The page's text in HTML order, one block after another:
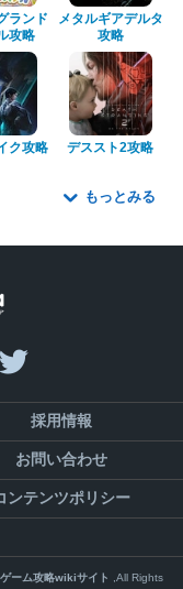
ランド
攻略
メタルギアデルタ
攻略
ク攻略 デススト2攻略
もっとみる
採用情報
お問い合わせ
ンテンツポリシー
ーム攻略wikiサイト
,All Rights